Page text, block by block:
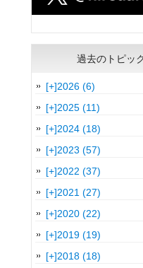
過去のトピッ
[+]2026 (6)
[+]2025 (11)
[+]2024 (18)
[+]2023 (57)
[+]2022 (37)
[+]2021 (27)
[+]2020 (22)
[+]2019 (19)
[+]2018 (18)